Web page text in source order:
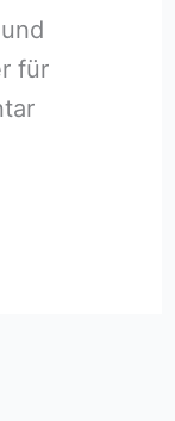
für